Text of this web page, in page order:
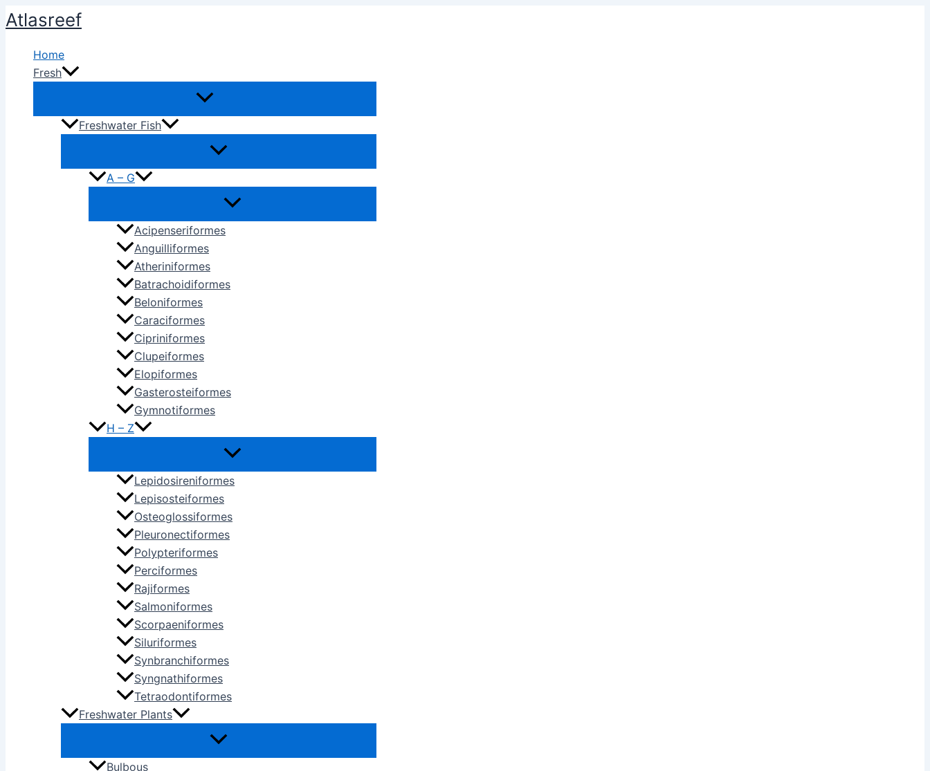
Ir
al
contenido
Atlasreef
Home
Fresh
Freshwater Fish
A – G
Acipenseriformes
Anguilliformes
Atheriniformes
Batrachoidiformes
Beloniformes
Caraciformes
Cipriniformes
Clupeiformes
Elopiformes
Gasterosteiformes
Gymnotiformes
H – Z
Lepidosireniformes
Lepisosteiformes
Osteoglossiformes
Pleuronectiformes
Polypteriformes
Perciformes
Rajiformes
Salmoniformes
Scorpaeniformes
Siluriformes
Synbranchiformes
Syngnathiformes
Tetraodontiformes
Freshwater Plants
Bulbous